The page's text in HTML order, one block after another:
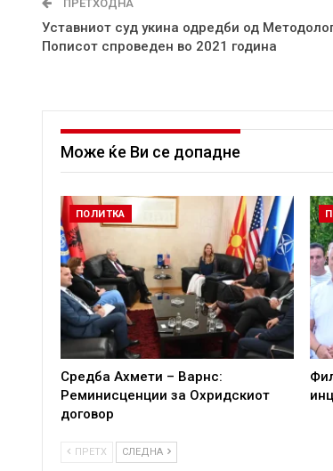
ПРЕТХОДНА
Уставниот суд укина одредби од
Пописот спроведен во 2021 година
Може ќе Ви се допадне
ПОЛИТКА
Средба Ахмети – Варнс:
Реминисценции за Охридскиот
договор
ПРЕТХ СЛЕДНА